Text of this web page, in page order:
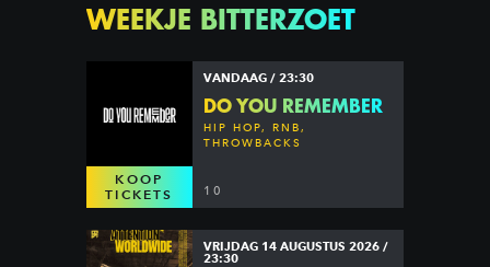
WEEKJE BITTERZOET
KOOP
TICKETS
VANDAAG / 23:30
DO YOU REMEMBER
HIP HOP, RNB,
THROWBACKS
10
VRIJDAG 14 AUGUSTUS 2026 /
23:30